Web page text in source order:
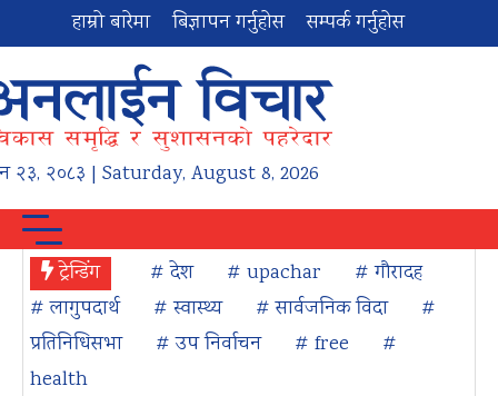
हाम्रो बारेमा बिज्ञापन गर्नुहोस सम्पर्क गर्नुहोस
२३, २०८३ | Saturday, August 8, 2026
ट्रेन्डिंग # देश # upachar
# गौरादह
# लागुपदार्थ
# स्वास्थ्य # सार्वजनिक विदा
#
प्रतिनिधिसभा
# उप निर्वाचन # free
#
health